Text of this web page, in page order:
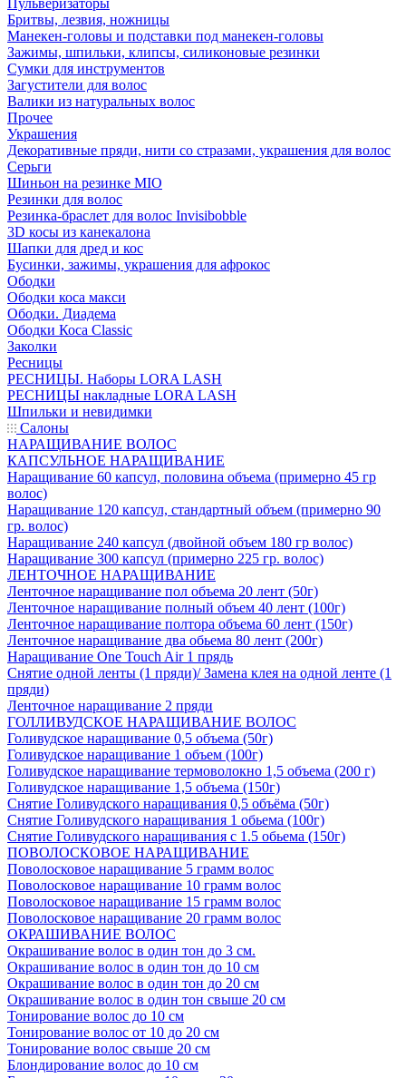
Пульверизаторы
Бритвы, лезвия, ножницы
Манекен-головы и подставки под манекен-головы
Зажимы, шпильки, клипсы, силиконовые резинки
Сумки для инструментов
Загустители для волос
Валики из натуральных волос
Прочее
Украшения
Декоративные пряди, нити со стразами, украшения для волос
Серьги
Шиньон на резинке MIO
Резинки для волос
Резинка-браслет для волос Invisibobble
3D косы из канекалона
Шапки для дред и кос
Бусинки, зажимы, украшения для афрокос
Ободки
Ободки коса макси
Ободки. Диадема
Ободки Коса Classic
Заколки
Ресницы
РЕСНИЦЫ. Наборы LORA LASH
РЕСНИЦЫ накладные LORA LASH
Шпильки и невидимки
Салоны
НАРАЩИВАНИЕ ВОЛОС
КАПСУЛЬНОЕ НАРАЩИВАНИЕ
Наращивание 60 капсул, половина объема (примерно 45 гр
волос)
Наращивание 120 капсул, стандартный объем (примерно 90
гр. волос)
Наращивание 240 капсул (двойной объем 180 гр волос)
Наращивание 300 капсул (примерно 225 гр. волос)
ЛЕНТОЧНОЕ НАРАЩИВАНИЕ
Ленточное наращивание пол объема 20 лент (50г)
Ленточное наращивание полный объем 40 лент (100г)
Ленточное наращивание полтора объема 60 лент (150г)
Ленточное наращивание два обьема 80 лент (200г)
Наращивание One Touch Air 1 прядь
Снятие одной ленты (1 пряди)/ Замена клея на одной ленте (1
пряди)
Ленточное наращивание 2 пряди
ГОЛЛИВУДСКОЕ НАРАЩИВАНИЕ ВОЛОС
Голивудское наращивание 0,5 объема (50г)
Голивудское наращивание 1 объем (100г)
Голивудское наращивание термоволокно 1,5 объема (200 г)
Голивудское наращивание 1,5 объема (150г)
Снятие Голивудского наращивания 0,5 объёма (50г)
Снятие Голивудского наращивания 1 обьема (100г)
Снятие Голивудского наращивания с 1.5 обьема (150г)
ПОВОЛОСКОВОЕ НАРАЩИВАНИЕ
Поволосковое наращивание 5 грамм волос
Поволосковое наращивание 10 грамм волос
Поволосковое наращивание 15 грамм волос
Поволосковое наращивание 20 грамм волос
ОКРАШИВАНИЕ ВОЛОС
Окрашивание волос в один тон до 3 см.
Окрашивание волос в один тон до 10 см
Окрашивание волос в один тон до 20 см
Окрашивание волос в один тон свыше 20 см
Тонирование волос до 10 см
Тонирование волос от 10 до 20 см
Тонирование волос свыше 20 см
Блондирование волос до 10 см